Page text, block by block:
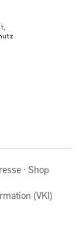
Shop
(VKI)